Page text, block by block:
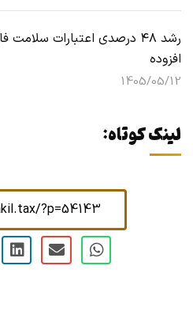
رشد ۴۸ درصدی اعتبارات
افزوده
1405/05/12
لینک کوتاه:
?p=54143